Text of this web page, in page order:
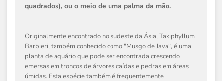
quadrados), ou o meio de uma palma da mão.
Originalmente encontrado no sudeste da Ásia, Taxiphyllum
Barbieri, também conhecido como "Musgo de Java", é uma
planta de aquário que pode ser encontrada crescendo
emersas em troncos de árvores caídas e pedras em áreas
úmidas. Esta espécie também é frequentemente